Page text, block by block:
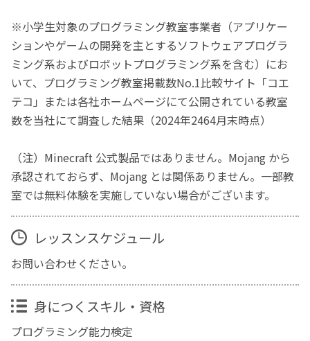
※小学生対象のプログラミング教室事業者（アプリケー
ションやゲームの開発を主とするソフトウェアプログラ
ミング系およびロボットプログラミング系を含む）にお
いて、プログラミング教室掲載数No.1比較サイト「コエ
テコ」または各社ホームページにて公開されている教室
数を当社にて調査した結果（2024年2464月末時点）
（注）Minecraft 公式製品ではありません。Mojang から
承認されておらず、Mojang とは関係ありません。一部教
室では無料体験を実施していない場合がございます。
レッスンスケジュール
お問い合わせください。
身につくスキル・資格
プログラミング能力検定